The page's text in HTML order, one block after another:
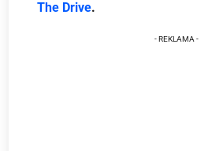
The Drive.